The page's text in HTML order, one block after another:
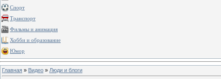
Спорт
Транспорт
Фильмы и анимация
Хобби и образование
Юмор
Главная » Видео » Люди и блоги